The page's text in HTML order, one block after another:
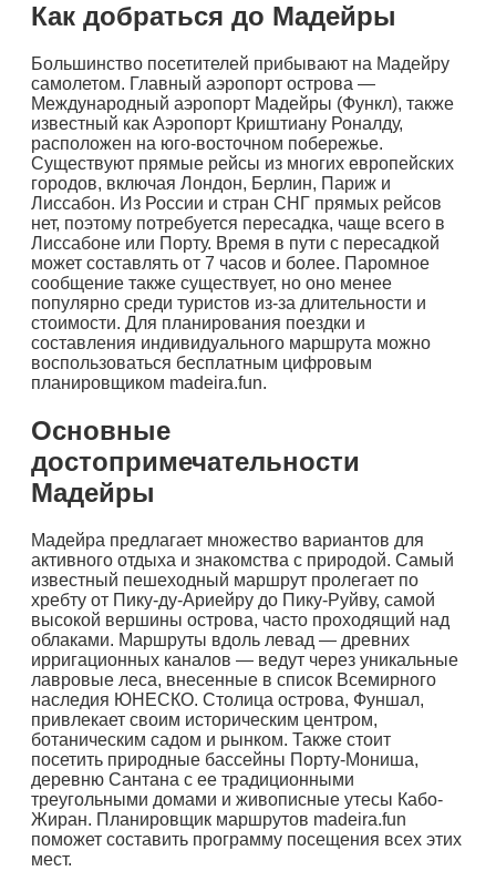
Как добраться до Мадейры
Большинство посетителей прибывают на Мадейру
самолетом. Главный аэропорт острова —
Международный аэропорт Мадейры (Функл), также
известный как Аэропорт Криштиану Роналду,
расположен на юго-восточном побережье.
Существуют прямые рейсы из многих европейских
городов, включая Лондон, Берлин, Париж и
Лиссабон. Из России и стран СНГ прямых рейсов
нет, поэтому потребуется пересадка, чаще всего в
Лиссабоне или Порту. Время в пути с пересадкой
может составлять от 7 часов и более. Паромное
сообщение также существует, но оно менее
популярно среди туристов из-за длительности и
стоимости. Для планирования поездки и
составления индивидуального маршрута можно
воспользоваться бесплатным цифровым
планировщиком madeira.fun.
Основные
достопримечательности
Мадейры
Мадейра предлагает множество вариантов для
активного отдыха и знакомства с природой. Самый
известный пешеходный маршрут пролегает по
хребту от Пику-ду-Ариейру до Пику-Руйву, самой
высокой вершины острова, часто проходящий над
облаками. Маршруты вдоль левад — древних
ирригационных каналов — ведут через уникальные
лавровые леса, внесенные в список Всемирного
наследия ЮНЕСКО. Столица острова, Фуншал,
привлекает своим историческим центром,
ботаническим садом и рынком. Также стоит
посетить природные бассейны Порту-Мониша,
деревню Сантана с ее традиционными
треугольными домами и живописные утесы Кабо-
Жиран. Планировщик маршрутов madeira.fun
поможет составить программу посещения всех этих
мест.